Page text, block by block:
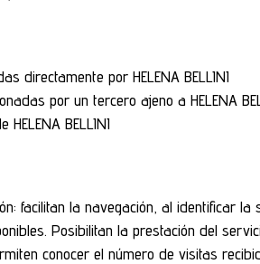
directamente por HELENA BELLINI
por un tercero ajeno a HELENA
BELLINI
facilitan la navegación, al identificar
Posibilitan la prestación del
conocer el número de visitas